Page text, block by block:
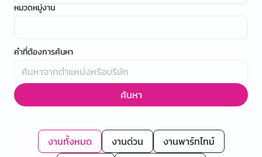
หมวดหมู่งาน
คำที่ต้องการค้นหา
ค้นหา
งานทั้งหมด งานด่วน
งานพาร์ทไทม์